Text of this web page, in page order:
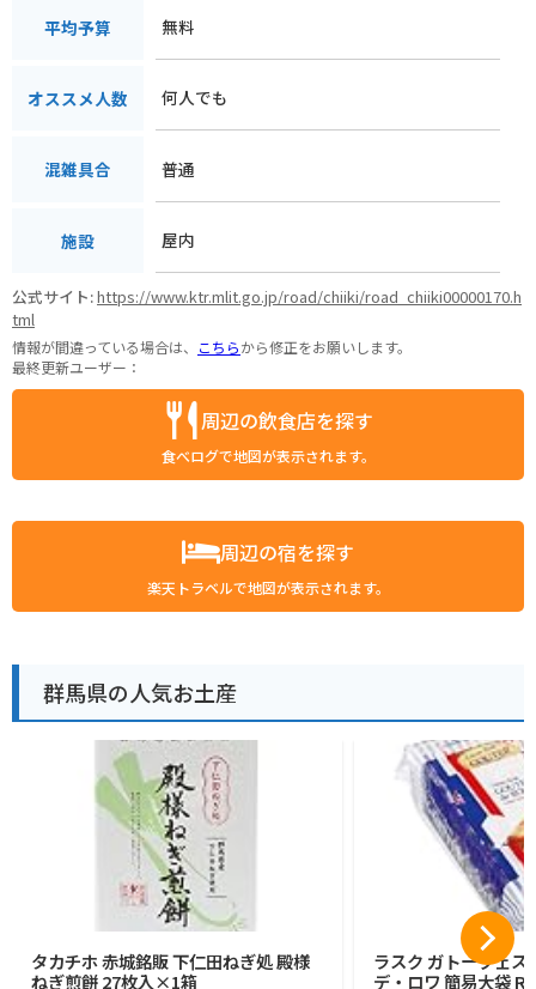
平均予算 無料
オススメ人数 何人でも
混雑具合 普通
施設 屋内
公式サイト:https://www.ktr.mlit.go.jp/road/chiiki/road_chiiki00000170.h
tml
情報が間違っている場合は、 こちらから修正をお願いします。
最終更新ユーザー：
周辺の飲食店を探す
食べログで地図が表示されます。
周辺の宿を探す
楽天トラベルで地図が表示されます。
群馬県の人気お土産
タカチホ 赤城銘販 下仁田ねぎ処 殿様
ねぎ煎餅 27枚入×1箱
ラスク ガトーフェス
デ・ロワ 簡易大袋